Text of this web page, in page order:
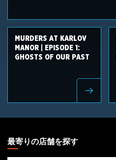
MURDERS AT KARLOV
MANOR | EPISODE 1:
GHOSTS OF OUR PAST
THE
GATHERING
最寄りの店舗を探す